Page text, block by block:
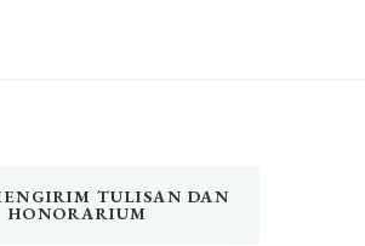
TULISAN DAN
HONORARIUM